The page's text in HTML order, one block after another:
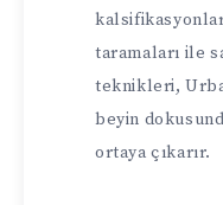
taramaları ile
teknikleri,
beyin
ortaya çıkarır.